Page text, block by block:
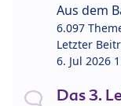
Aus dem
6.097
Letzter
6. Jul 2026
Das 3.